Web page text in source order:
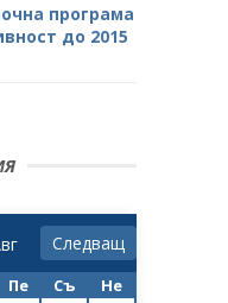
програма
до 2015
Следващ
Пе Съ Не